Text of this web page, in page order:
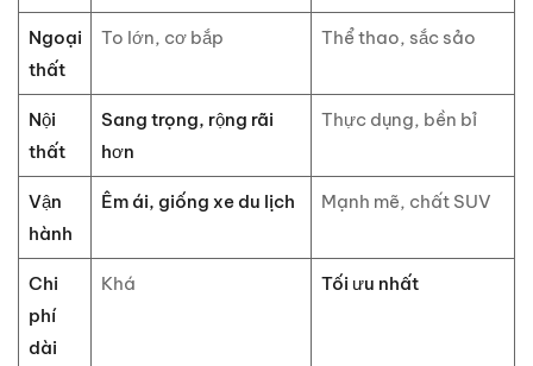
Ngoại
thất
To lớn, cơ bắp Thể thao, sắc sảo
Nội
thất
Sang trọng, rộng rãi
hơn
Thực dụng, bền bỉ
Vận
hành
Êm ái, giống xe du lịch Mạnh mẽ, chất SUV
Chi
phí
dài
Khá Tối ưu nhất